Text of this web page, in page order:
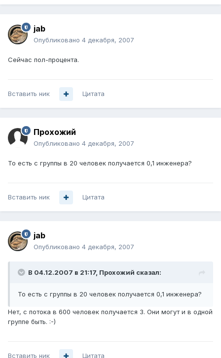
jab
Опубликовано 4 декабря, 2007
Сейчас пол-процента.
Вставить ник Цитата
Прохожий
Опубликовано 4 декабря, 2007
То есть с группы в 20 человек получается 0,1 инженера?
Вставить ник Цитата
jab
Опубликовано 4 декабря, 2007
В 04.12.2007 в 21:17, Прохожий сказал:
То есть с группы в 20 человек получается 0,1 инженера?
Нет, с потока в 600 человек получается 3. Они могут и в одной
группе быть. :-)
Вставить ник Цитата